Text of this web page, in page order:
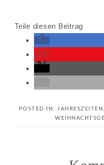
Teile diesen Beitrag
POSTED IN: JAHRESZEITEN